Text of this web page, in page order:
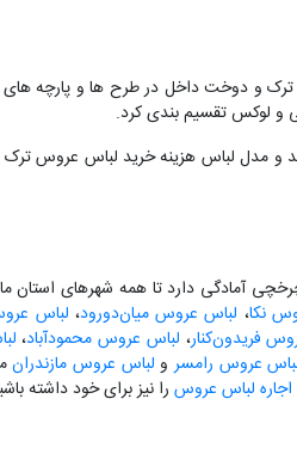
و دوخت داخل در طرح ها و پارچه های
و لوکس تقسیم بندی کرد.
آمادگی دارد تا همه شهرهای استان
نکا، لباس عروس میان‌دورود، لباس
فریدون‌کنار، لباس عروس محمودآباد،
عروس رامسرو لباس عروس مازندران
اجاره لباس عروس را نیز برای خود داشته